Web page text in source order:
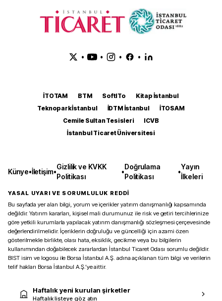
• • • •
İTOTAM BTM SoftITo
Kitap İstanbul
Teknopark İstanbul
İDTM İstanbul
İTOSAM
Cemile Sultan Tesisleri
ICVB
İstanbul Ticaret Üniversitesi
Künye•İletişim•
Gizlilik ve KVKK
Politikası
•
Doğrulama
Politikası
•
Yayın
İlkeleri
YASAL UYARI VE SORUMLULUK REDDİ
Bu sayfada yer alan bilgi, yorum ve içerikler yatırım danışmanlığı kapsamında
değildir. Yatırım kararları, kişisel mali durumunuz ile risk ve getiri tercihlerinize
göre yetkili kurumlarla yapılacak yatırım danışmanlığı sözleşmesi çerçevesinde
değerlendirilmelidir. İçeriklerin doğruluğu ve güncelliği için azami özen
gösterilmekle birlikte, olası hata, eksiklik, gecikme veya bu bilgilerin
kullanımından doğabilecek zararlardan İstanbul Ticaret Odası sorumlu değildir.
BIST isim ve logosu ile Borsa İstanbul A.Ş. adına açıklanan tüm bilgi ve verilerin
telif hakları Borsa İstanbul A.Ş.’ye aittir.
Haftalık yeni kurulan şirketler
Haftalık listeye göz atın